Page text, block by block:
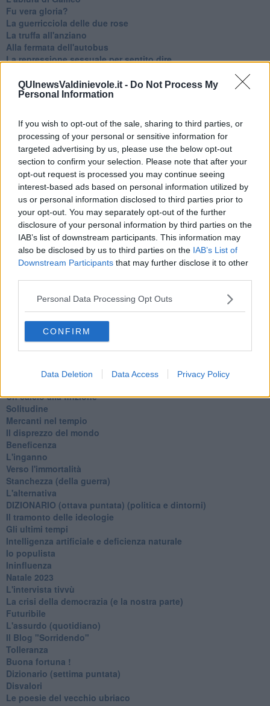
QUInewsValdinievole.it - Do Not Process My
Personal Information
If you wish to opt-out of the sale, sharing to third parties, or
processing of your personal or sensitive information for
targeted advertising by us, please use the below opt-out
section to confirm your selection. Please note that after your
opt-out request is processed you may continue seeing
interest-based ads based on personal information utilized by
us or personal information disclosed to third parties prior to
your opt-out. You may separately opt-out of the further
disclosure of your personal information by third parties on the
IAB’s list of downstream participants. This information may
also be disclosed by us to third parties on the IAB’s List of
Downstream Participants that may further disclose it to other
Personal Data Processing Opt Outs
CONFIRM
Data Deletion Data Access Privacy Policy
Fu vera gloria?
La guerricciola delle due rose
La truffa all'anziano
Alla fermata dell'autobus
La repressione sessuale per sentito dire
Foto storica
Esequie solenni
Teste calde
Non avere e non essere
Armiamoci e... avviatevi
Da Capodanno a Carnevale
Schizzi di fango
Sor-riso amaro
Fine anno al ristorante
La festa di Capodanno
Natale 2024
Re e regnanti
A noi interessa il dito non la luna
Come rubare allo stato e vivere felici
Una performance
Tramonto
Passato, presente, futuro
La virtù del non fare
Il giorno dei saldi
L'ultimo post
​(In)sicurezza stradale
Un calcio alla finzione
Solitudine
Mercanti nel tempio
Il disprezzo del mondo
Beneficenza
L'inganno
Verso l'immortalità
Stanchezza (della guerra)
L'alternativa
​DIZIONARIO (ottava puntata) (politica e dintorni)
Il tramonto delle ideologie
Gli ultimi tempi
Intelligenza artificiale e deficienza naturale
Io populista
Ininfluenza
Natale 2023
L'intervista tivvù
La crisi della democrazia (e la nostra parte)
Futuribile
L'assurdo (quotidiano)
Il Blog "Sorridendo"
Tolleranza
Buona fortuna !
​Dizionario (settima puntata)
Disvalori
Le poesie del vecchio ubriaco